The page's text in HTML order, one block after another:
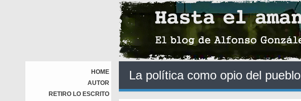
HOME
AUTOR
RETIRO LO ESCRITO
La política como opio del pueblo